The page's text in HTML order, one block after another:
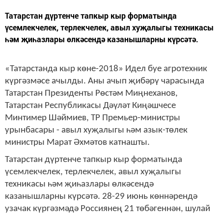
Татарстан дүртенче тапкыр кыр форматында
үсемлекчелек, терлекчелек, авыл хуҗалыгы техникасы
һәм җиһазлары өлкәсендә казанышларны күрсәтә.
«Татарстанда кыр көне-2018» Идел буе агротехник
күргәзмәсе ачылды. Аны ачып җибәрү чарасында
Татарстан Президенты Рөстәм Миңнеханов,
Татарстан Республикасы Дәүләт Киңәшчесе
Минтимер Шәймиев, ТР Премьер-министры
урынбасары - авыл хуҗалыгы һәм азык-төлек
министры Марат Әхмәтов катнашты.
Татарстан дүртенче тапкыр кыр форматында
үсемлекчелек, терлекчелек, авыл хуҗалыгы
техникасы һәм җиһазлары өлкәсендә
казанышларны күрсәтә. 28-29 июнь көннәрендә
узачак күргәзмәдә Россиянең 21 төбәгеннән, шулай